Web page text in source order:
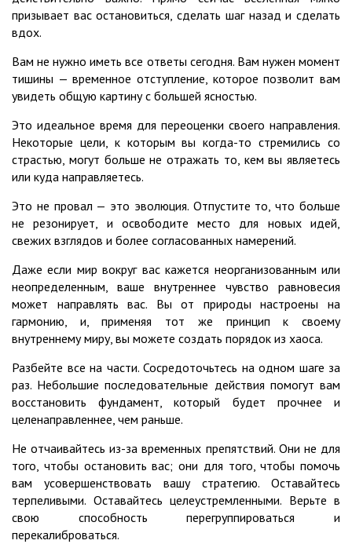
призывает вас остановиться, сделать шаг назад и сделать
вдох.
Вам не нужно иметь все ответы сегодня. Вам нужен момент
тишины — временное отступление, которое позволит вам
увидеть общую картину с большей ясностью.
Это идеальное время для переоценки своего направления.
Некоторые цели, к которым вы когда-то стремились со
страстью, могут больше не отражать то, кем вы являетесь
или куда направляетесь.
Это не провал — это эволюция. Отпустите то, что больше
не резонирует, и освободите место для новых идей,
свежих взглядов и более согласованных намерений.
Даже если мир вокруг вас кажется неорганизованным или
неопределенным, ваше внутреннее чувство равновесия
может направлять вас. Вы от природы настроены на
гармонию, и, применяя тот же принцип к своему
внутреннему миру, вы можете создать порядок из хаоса.
Разбейте все на части. Сосредоточьтесь на одном шаге за
раз. Небольшие последовательные действия помогут вам
восстановить фундамент, который будет прочнее и
целенаправленнее, чем раньше.
Не отчаивайтесь из-за временных препятствий. Они не для
того, чтобы остановить вас; они для того, чтобы помочь
вам усовершенствовать вашу стратегию. Оставайтесь
терпеливыми. Оставайтесь целеустремленными. Верьте в
свою способность перегруппироваться и
перекалиброваться.